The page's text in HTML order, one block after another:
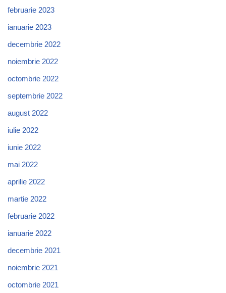
februarie 2023
ianuarie 2023
decembrie 2022
noiembrie 2022
octombrie 2022
septembrie 2022
august 2022
iulie 2022
iunie 2022
mai 2022
aprilie 2022
martie 2022
februarie 2022
ianuarie 2022
decembrie 2021
noiembrie 2021
octombrie 2021